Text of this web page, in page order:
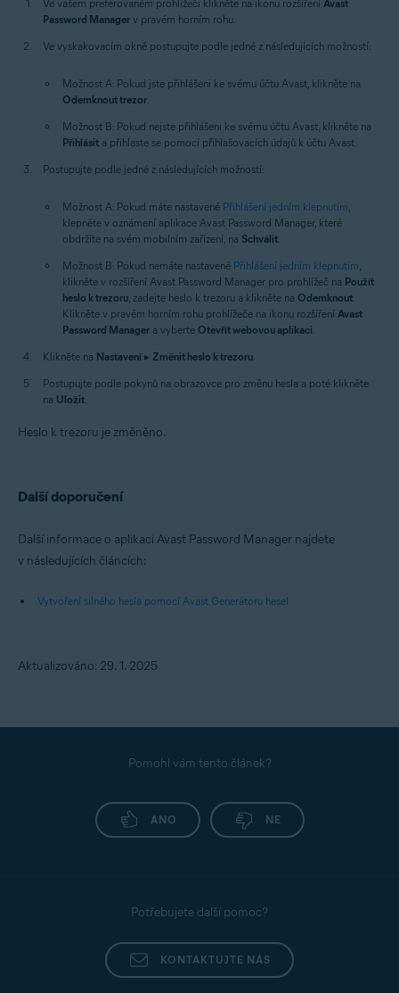
Ve vašem preferovaném prohlížeči klikněte na ikonu rozšíření Avast
Password Manager v pravém horním rohu.
Ve vyskakovacím okně postupujte podle jedné z následujících možností:
Možnost A: Pokud jste přihlášeni ke svému účtu Avast, klikněte na
Odemknout trezor.
Možnost B: Pokud nejste přihlášeni ke svému účtu Avast, klikněte na
Přihlásit a přihlaste se pomocí přihlašovacích údajů k účtu Avast.
Postupujte podle jedné z následujících možností:
Možnost A: Pokud máte nastavené Přihlášení jedním klepnutím,
klepněte v oznámení aplikace Avast Password Manager, které
obdržíte na svém mobilním zařízení, na Schválit.
Možnost B: Pokud nemáte nastavené Přihlášení jedním klepnutím,
klikněte v rozšíření Avast Password Manager pro prohlížeč na Použít
heslo k trezoru, zadejte heslo k trezoru a klikněte na Odemknout.
Klikněte v pravém horním rohu prohlížeče na ikonu rozšíření Avast
Password Manager a vyberte Otevřít webovou aplikaci.
Klikněte na Nastavení ▸ Změnit heslo k trezoru.
Postupujte podle pokynů na obrazovce pro změnu hesla a poté klikněte
na Uložit.
Heslo k trezoru je změněno.
Další doporučení
Další informace o aplikaci Avast Password Manager najdete
v následujících článcích:
Vytvoření silného hesla pomocí Avast Generátoru hesel
Aktualizováno: 29. 1. 2025
Pomohl vám tento článek?
ANO NE
Potřebujete další pomoc?
KONTAKTUJTE NÁS